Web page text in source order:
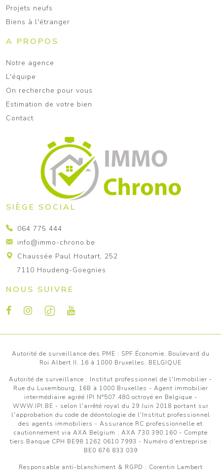
Projets neufs
Biens à l'étranger
A PROPOS
Notre agence
L'équipe
On recherche pour vous
Estimation de votre bien
Contact
SIÈGE SOCIAL
064 775 444
info@immo-chrono.be
Chaussée Paul Houtart, 252
7110 Houdeng-Goegnies
NOUS SUIVRE
Autorité de surveillance des PME : SPF Économie, Boulevard du
Roi Albert II, 16 à 1000 Bruxelles, BELGIQUE
Autorité de surveillance : Institut professionnel de l'Immobilier -
Rue du Luxembourg, 16B à 1000 Bruxelles - Agent immobilier
intermédiaire agréé IPI N°507.480 octroyé en Belgique -
WWW.IPI.BE - selon l'arrêté royal du 29 Juin 2018 portant sur
l'approbation du code de déontologie de l'Institut professionnel
des agents immobiliers - Assurance RC professionnelle et
cautionnement via AXA Belgium : AXA 730.390.160 - Compte
tiers Banque CPH BE98 1262 0610 7993 - Numéro d'entreprise :
BE0 676 833 039
Responsable anti-blanchiment & RGPD : Corentin Lambert